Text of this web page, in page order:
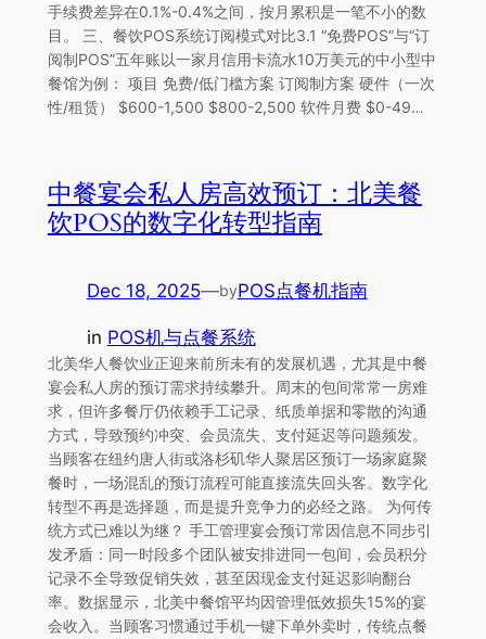
手续费差异在0.1%-0.4%之间，按月累积是一笔不小的数
目。 三、餐饮POS系统订阅模式对比3.1 “免费POS”与“订
阅制POS”五年账以一家月信用卡流水10万美元的中小型中
餐馆为例： 项目 免费/低门槛方案 订阅制方案 硬件（一次
性/租赁） $600-1,500 $800-2,500 软件月费 $0-49…
中餐宴会私人房高效预订：北美餐
饮POS的数字化转型指南
Dec 18, 2025—byPOS点餐机指南
in POS机与点餐系统
北美华人餐饮业正迎来前所未有的发展机遇，尤其是中餐
宴会私人房的预订需求持续攀升。周末的包间常常一房难
求，但许多餐厅仍依赖手工记录、纸质单据和零散的沟通
方式，导致预约冲突、会员流失、支付延迟等问题频发。
当顾客在纽约唐人街或洛杉矶华人聚居区预订一场家庭聚
餐时，一场混乱的预订流程可能直接流失回头客。数字化
转型不再是选择题，而是提升竞争力的必经之路。 为何传
统方式已难以为继？ 手工管理宴会预订常因信息不同步引
发矛盾：同一时段多个团队被安排进同一包间，会员积分
记录不全导致促销失效，甚至因现金支付延迟影响翻台
率。数据显示，北美中餐馆平均因管理低效损失15%的宴
会收入。当顾客习惯通过手机一键下单外卖时，传统点餐